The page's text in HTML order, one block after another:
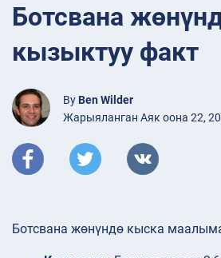
Ботсвана
кызыктуу факт
By Ben Wilder
Жарыяланган Аяк оона 22,
Ботсвана жөнүндө кыска